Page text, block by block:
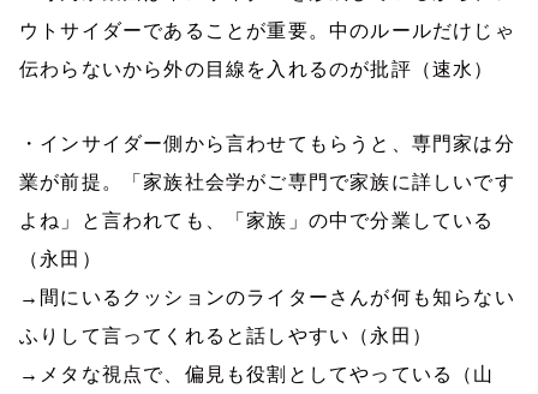
ウトサイダーであることが重要。中のルールだけじゃ
伝わらないから外の目線を入れるのが批評（速水）
・インサイダー側から言わせてもらうと、専門家は分
業が前提。「家族社会学がご専門で家族に詳しいです
よね」と言われても、「家族」の中で分業している
（永田）
→間にいるクッションのライターさんが何も知らない
ふりして言ってくれると話しやすい（永田）
→メタな視点で、偏見も役割としてやっている（山